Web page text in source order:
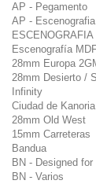
AP - Pegamento
AP - Escenografia
ESCENOGRAFIA
Escenografía
28mm Europa
28mm Desierto /
Infinity
Ciudad de
28mm Old West
15mm Carreteras
Bandua
BN - Designed
BN - Varios